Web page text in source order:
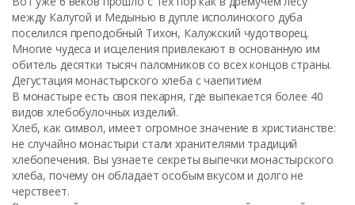
между Калугой и Медынью в дупле исполинского дуба
поселился преподобный Тихон, Калужский чудотворец.
Многие чудеса и исцеления привлекают в основанную им
обитель десятки тысяч паломников со всех концов страны.
Дегустация монастырского хлеба с чаепитием
В монастыре есть своя пекарня, где выпекается более 40
видов хлебобулочных изделий.
Хлеб, как символ, имеет огромное значение в христианстве:
не случайно монастыри стали хранителями традиций
хлебопечения. Вы узнаете секреты выпечки монастырского
хлеба, почему он обладает особым вкусом и долго не
черствеет.